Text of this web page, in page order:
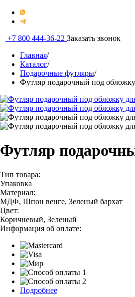
+7 800 444-36-22 Заказать звонок
Главная/
Каталог/
Подарочные футляры/
Футляр подарочный под
Футляр
Тип товара:
Упаковка
Материал:
МДФ, Шпон венге, Зеленый бархат
Цвет:
Коричневый, Зеленый
Информация об оплате:
Подробнее